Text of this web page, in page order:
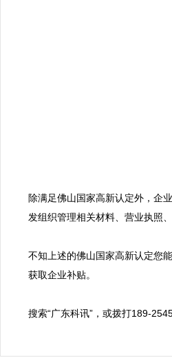
除满足佛山国家高新认定外，企
发组织管理相关材料、营业执照
不知上述的佛山国家高新认定您
获取企业补贴。
搜索“广东科讯”，或拨打189-